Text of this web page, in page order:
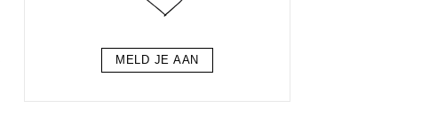
MELD JE AAN